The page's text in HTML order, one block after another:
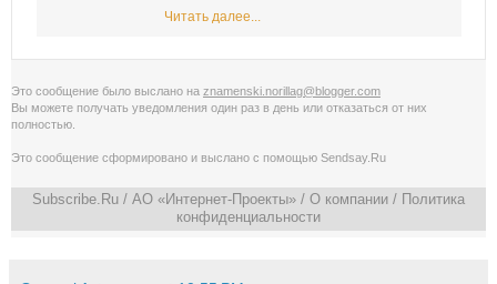
Читать далее...
Это сообщение было выслано на znamenski.norillag@blogger.com
Вы можете получать уведомления один раз в день или отказаться от них
полностью
Это сообщение сформировано и выслано с помощью Sendsay.Ru
Subscribe.Ru / АО «Интернет-Проекты» / О компании / Политика
конфиденциальности